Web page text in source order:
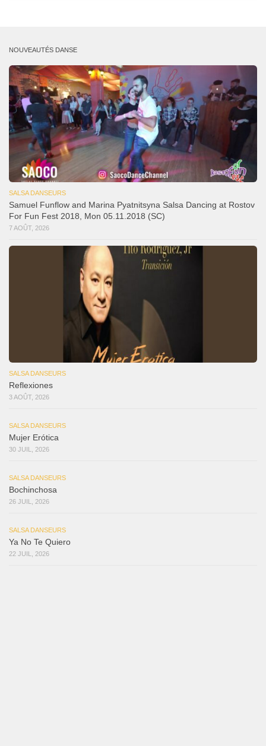
NOUVEAUTÉS DANSE
SALSA DANSEURS
Samuel Funflow and Marina Pyatnitsyna Salsa Dancing at Rostov
For Fun Fest 2018, Mon 05.11.2018 (SC)
7 AOÛT, 2026
SALSA DANSEURS
Reflexiones
3 AOÛT, 2026
SALSA DANSEURS
Mujer Erótica
30 JUIL, 2026
SALSA DANSEURS
Bochinchosa
26 JUIL, 2026
SALSA DANSEURS
Ya No Te Quiero
22 JUIL, 2026